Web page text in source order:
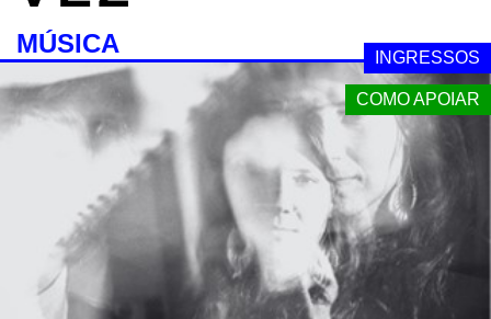
INGRESSOS
COMO APOIAR
MÚSICA